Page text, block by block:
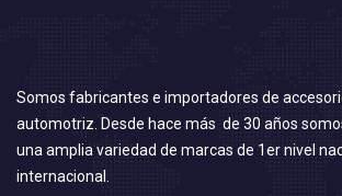
Somos fabricantes e importadores de
automotriz. Desde hace más de 30 años
una amplia variedad de marcas de 1er nivel
internacional.